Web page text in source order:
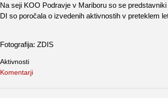
Na seji KOO Podravje v Mariboru so se
DI so poročala o izvedenih aktivnostih v preteklem
Fotografija: ZDIS
Aktivnosti
Komentarji